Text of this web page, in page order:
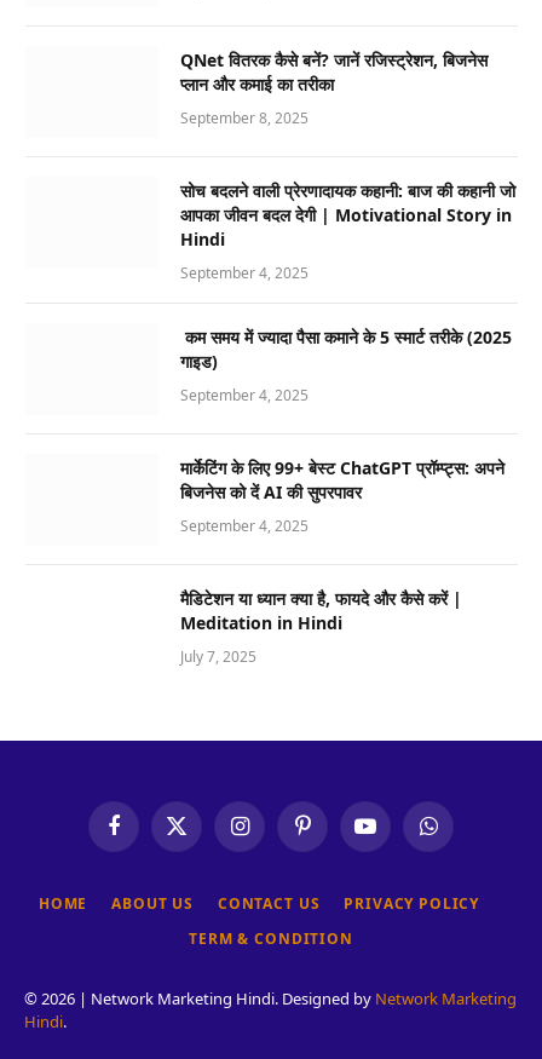
QNet वितरक कैसे बनें? जानें रजिस्ट्रेशन, बिजनेस
प्लान और कमाई का तरीका
September 8, 2025
सोच बदलने वाली प्रेरणादायक कहानी: बाज की कहानी जो
आपका जीवन बदल देगी | Motivational Story in
Hindi
September 4, 2025
कम समय में ज्यादा पैसा कमाने के 5 स्मार्ट तरीके (2025
गाइड)
September 4, 2025
मार्केटिंग के लिए 99+ बेस्ट ChatGPT प्रॉम्प्ट्स: अपने
बिजनेस को दें AI की सुपरपावर
September 4, 2025
मैडिटेशन या ध्यान क्या है, फायदे और कैसे करें |
Meditation in Hindi
July 7, 2025
FacebookX
(Twitter)
InstagramPinterestYouTubeWhatsApp
HOME ABOUT US CONTACT US
PRIVACY POLICY
TERM & CONDITION
© 2026 | Network Marketing Hindi. Designed by Network Marketing
Hindi.